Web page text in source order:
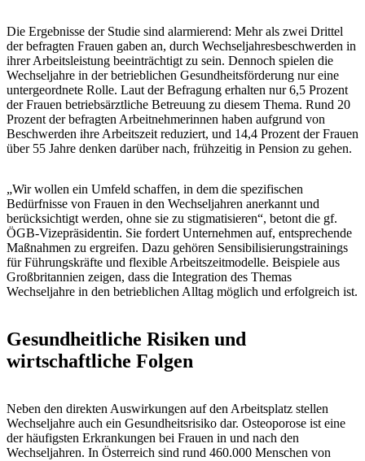
Die Ergebnisse der Studie sind alarmierend: Mehr als zwei Drittel
der befragten Frauen gaben an, durch Wechseljahresbeschwerden in
ihrer Arbeitsleistung beeinträchtigt zu sein. Dennoch spielen die
Wechseljahre in der betrieblichen Gesundheitsförderung nur eine
untergeordnete Rolle. Laut der Befragung erhalten nur 6,5 Prozent
der Frauen betriebsärztliche Betreuung zu diesem Thema. Rund 20
Prozent der befragten Arbeitnehmerinnen haben aufgrund von
Beschwerden ihre Arbeitszeit reduziert, und 14,4 Prozent der Frauen
über 55 Jahre denken darüber nach, frühzeitig in Pension zu gehen.
„Wir wollen ein Umfeld schaffen, in dem die spezifischen
Bedürfnisse von Frauen in den Wechseljahren anerkannt und
berücksichtigt werden, ohne sie zu stigmatisieren“, betont die gf.
ÖGB-Vizepräsidentin. Sie fordert Unternehmen auf, entsprechende
Maßnahmen zu ergreifen. Dazu gehören Sensibilisierungstrainings
für Führungskräfte und flexible Arbeitszeitmodelle. Beispiele aus
Großbritannien zeigen, dass die Integration des Themas
Wechseljahre in den betrieblichen Alltag möglich und erfolgreich ist.
Gesundheitliche Risiken und
wirtschaftliche Folgen
Neben den direkten Auswirkungen auf den Arbeitsplatz stellen
Wechseljahre auch ein Gesundheitsrisiko dar. Osteoporose ist eine
der häufigsten Erkrankungen bei Frauen in und nach den
Wechseljahren. In Österreich sind rund 460.000 Menschen von